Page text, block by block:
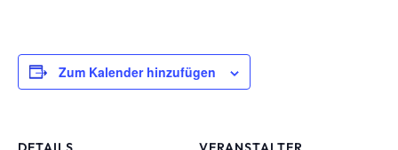
Zum Kalender hinzufügen